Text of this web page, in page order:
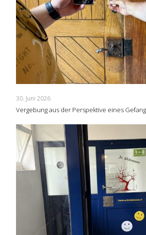
30. Juni 2026
Vergebung aus der Perspektive eines